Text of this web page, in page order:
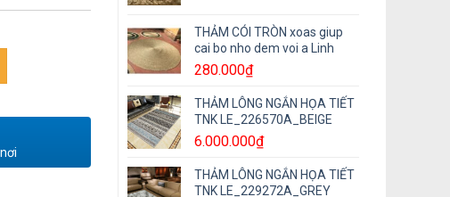
THẢM CÓI TRÒN xoas giup
cai bo nho dem voi a Linh
280.000₫
THẢM LÔNG NGẮN HỌA TIẾT
TNK LE_226570A_BEIGE
6.000.000₫
THẢM LÔNG NGẮN HỌA TIẾT
TNK LE_229272A_GREY